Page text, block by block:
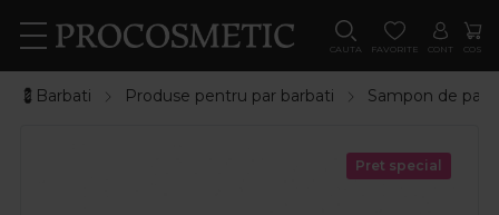
CAUTA FAVORITE CONT COS
💈Barbati Produse pentru par barbati Sampon de par
Pret special